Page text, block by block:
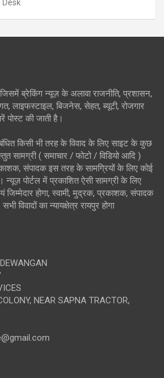
Desk
ब्रेकिंग न्यूज़ के अलावा राजनीति, प्रशासन,
लाइफस्टाइल, बिजनेस, सेहत, ब्यूटी, रोजगार
पोस्ट की जाती है।
किसी भी तरह के विवाद के लिए साइट के कुछ
सामग्री ( समाचार / फोटो / विडियो आदि )
संपादक इस तरह के सामग्रियों के लिए कोई
न्यूज़ पोर्टल में प्रकाशित ऐसी सामग्री के लिए
जिम्मेदार होगा, स्वामी, मुद्रक, प्रकाशक, संपादक
विवादों का न्यायक्षेत्र रायपुर होगा
NEAR SAPNA TRACTOR,